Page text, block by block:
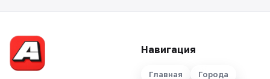
Навигация
Главная Города